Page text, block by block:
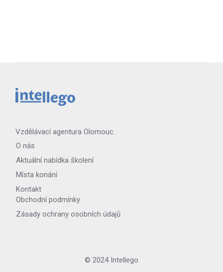
Vzdělávací agentura Olomouc.
O nás
Aktuální nabídka školení
Místa konání
Kontakt
Obchodní podmínky
Zásady ochrany osobních údajů
© 2024 Intellego